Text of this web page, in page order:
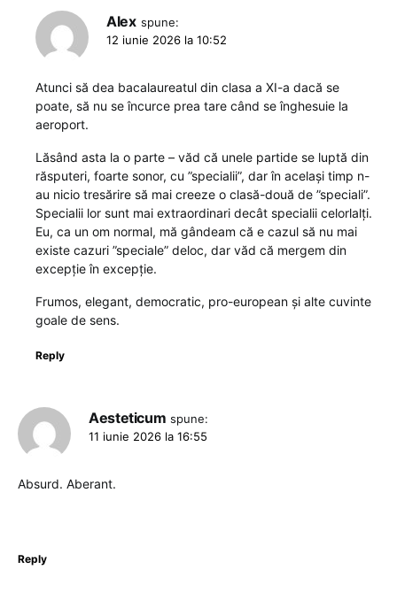
Alex spune:
12 iunie 2026 la 10:52
Atunci să dea bacalaureatul din clasa a XI-a dacă se
poate, să nu se încurce prea tare când se înghesuie la
aeroport.
Lăsând asta la o parte – văd că unele partide se luptă din
răsputeri, foarte sonor, cu ”specialii”, dar în același timp n-
au nicio tresărire să mai creeze o clasă-două de ”speciali”.
Specialii lor sunt mai extraordinari decât specialii celorlalți.
Eu, ca un om normal, mă gândeam că e cazul să nu mai
existe cazuri ”speciale” deloc, dar văd că mergem din
excepție în excepție.
Frumos, elegant, democratic, pro-european și alte cuvinte
goale de sens.
Reply
Aesteticum spune:
11 iunie 2026 la 16:55
Absurd. Aberant.
Reply